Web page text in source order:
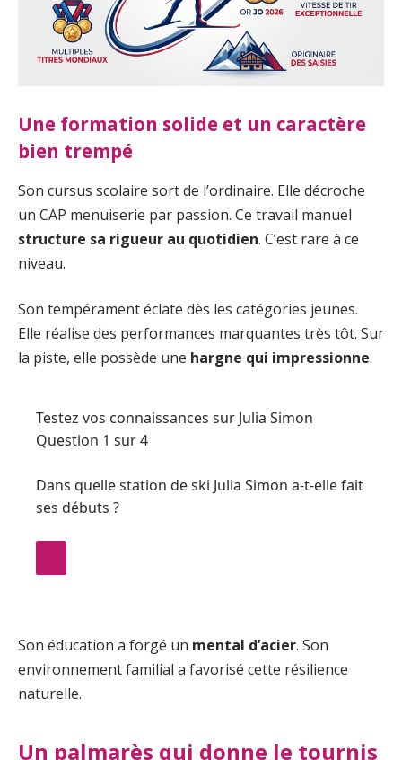
Une formation solide et un caractère
bien trempé
Son cursus scolaire sort de l’ordinaire. Elle décroche
un CAP menuiserie par passion. Ce travail manuel
structure sa rigueur au quotidien. C’est rare à ce
niveau.
Son tempérament éclate dès les catégories jeunes.
Elle réalise des performances marquantes très tôt. Sur
la piste, elle possède une hargne qui impressionne.
Testez vos connaissances sur Julia Simon
Question 1 sur 4
Dans quelle station de ski Julia Simon a-t-elle fait
ses débuts ?
Son éducation a forgé un mental d’acier. Son
environnement familial a favorisé cette résilience
naturelle.
Un palmarès qui donne le tournis